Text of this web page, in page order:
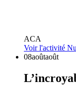
ACA
Voir l'activité
08aoûtaoût